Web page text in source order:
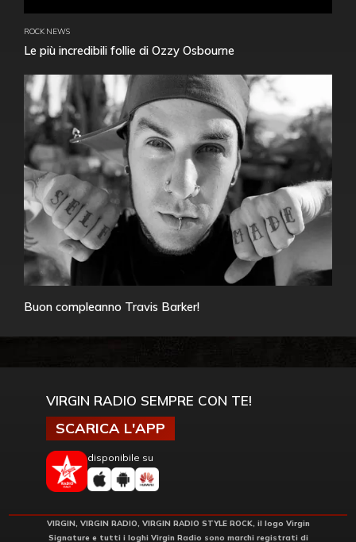
ROCK NEWS
Le più incredibili follie di Ozzy Osbourne
Buon compleanno Travis Barker!
VIRGIN RADIO SEMPRE CON TE!
SCARICA L'APP
disponibile su
VIRGIN, VIRGIN RADIO, VIRGIN RADIO STYLE ROCK, il logo Virgin
Signature e tutti i loghi Virgin Radio sono marchi registrati di